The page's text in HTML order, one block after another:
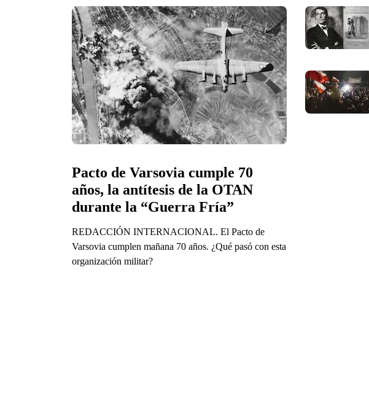
Pacto de Varsovia cumple 70
años, la antítesis de la OTAN
durante la “Guerra Fría”
REDACCIÓN INTERNACIONAL. El Pacto de
Varsovia cumplen mañana 70 años. ¿Qué pasó con esta
organización militar?